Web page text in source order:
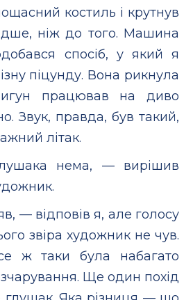
костиль і крутнув
ніж до того. Машина
спосіб, у який я
піцунду. Вона рикнула
працював на диво
Звук, правда, був такий,
літак.
нема, — вирішив
— відповів я, але голосу
звіра художник не чув.
ж таки була набагато
Ще один похід